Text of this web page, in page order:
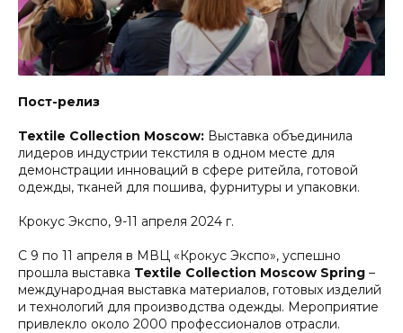
Пост-релиз
Textile Collection Moscow: Выставка объединила
лидеров индустрии текстиля в одном месте для
демонстрации инноваций в сфере ритейла, готовой
одежды, тканей для пошива, фурнитуры и упаковки.
Крокус Экспо, 9-11 апреля 2024 г.
С 9 по 11 апреля в МВЦ «Крокус Экспо», успешно
прошла выставка Textile Collection Moscow Spring –
международная выставка материалов, готовых изделий
и технологий для производства одежды. Мероприятие
привлекло около 2000 профессионалов отрасли.